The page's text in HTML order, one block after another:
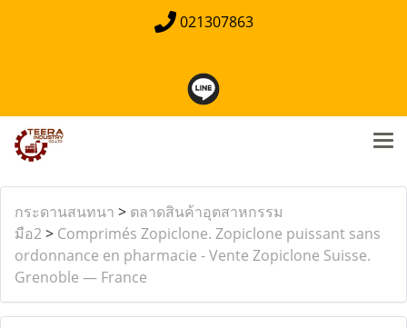
021307863
กระดานสนทนา > ตลาดสินค้าอุตสาหกรรม
มือ2> Comprimés Zopiclone. Zopiclone puissant sans
ordonnance en pharmacie - Vente Zopiclone Suisse.
Grenoble — France